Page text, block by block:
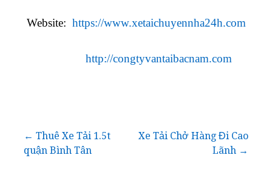
Website: https://www.xetaichuyennha24h.com
http://congtyvantaibacnam.com
Điều
← Thuê Xe Tải 1.5t
quận Bình Tân
Xe Tải Chở Hàng Đi Cao
Lãnh →